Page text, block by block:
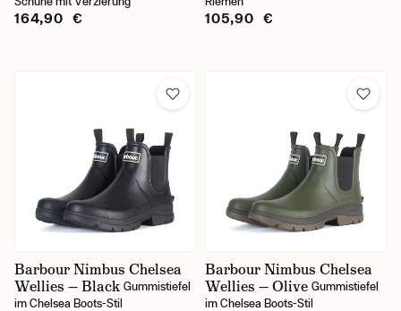
164,90 € 105,90 €
Barbour Nimbus Chelsea
Wellies — Black Gummistiefel
im Chelsea Boots-Stil
Barbour Nimbus Chelsea
Wellies — Olive Gummistiefel
im Chelsea Boots-Stil